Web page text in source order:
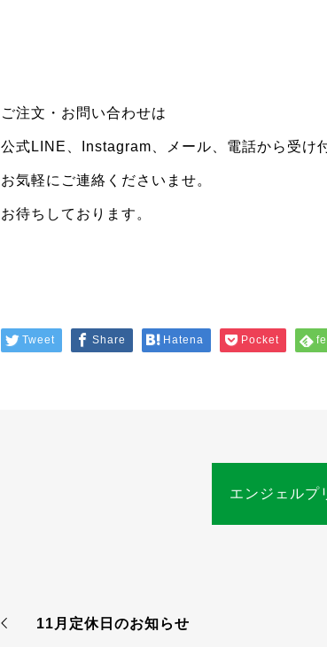
ご注文・お問い合わせは
公式LINE、Instagram、メール、電話から受け
お気軽にご連絡くださいませ。
お待ちしております。
Tweet Share Hatena Pocket
エンジェルプ
11月定休日のお知らせ